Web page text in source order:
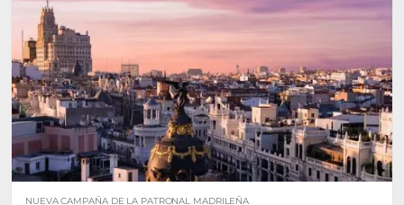
NUEVA CAMPAÑA DE LA PATRONAL MADRILEÑA